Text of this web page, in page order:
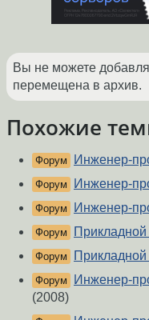
Вы не можете
перемещена в архив.
Похожие
Форум Инженер-
Форум Инженер-
Форум Инженер-
Форум
Форум
Форум
Инженер-
(2008)